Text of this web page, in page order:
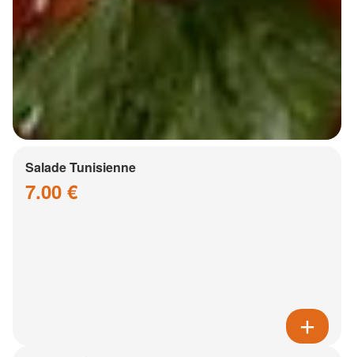
Salade Tunisienne
7.00 €